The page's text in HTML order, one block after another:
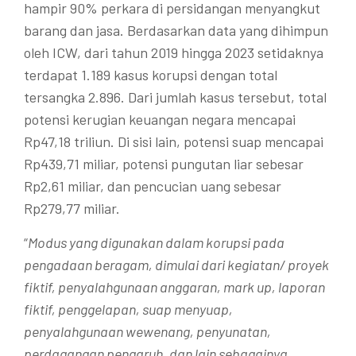
hampir 90% perkara di persidangan menyangkut
barang dan jasa. Berdasarkan data yang dihimpun
oleh ICW, dari tahun 2019 hingga 2023 setidaknya
terdapat 1.189 kasus korupsi dengan total
tersangka 2.896. Dari jumlah kasus tersebut, total
potensi kerugian keuangan negara mencapai
Rp47,18 triliun. Di sisi lain, potensi suap mencapai
Rp439,71 miliar, potensi pungutan liar sebesar
Rp2,61 miliar, dan pencucian uang sebesar
Rp279,77 miliar.
“Modus yang digunakan dalam korupsi pada
pengadaan beragam, dimulai dari kegiatan/ proyek
fiktif, penyalahgunaan anggaran, mark up, laporan
fiktif, penggelapan, suap menyuap,
penyalahgunaan wewenang, penyunatan,